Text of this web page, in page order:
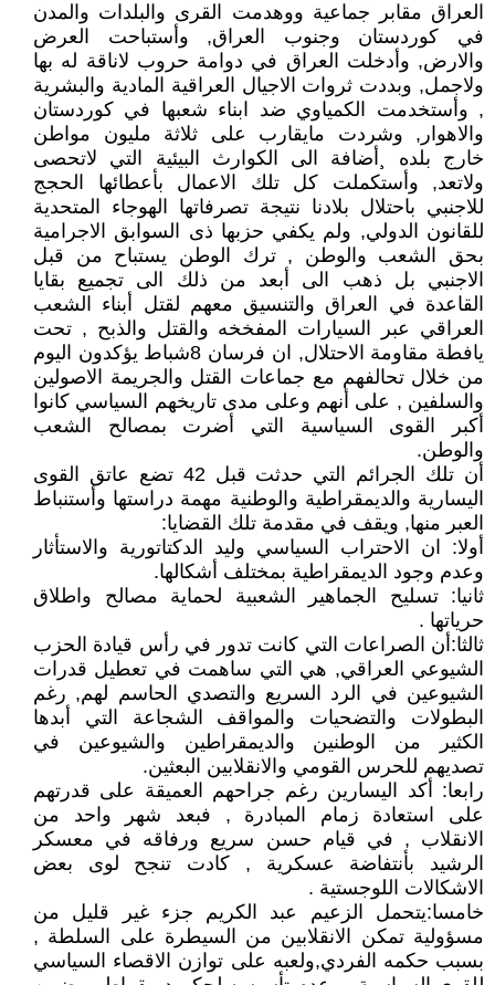
العراق مقابر جماعية ووهدمت القرى والبلدات والمدن
في كوردستان وجنوب العراق, وأستباحت العرض
والارض, وأدخلت العراق في دوامة حروب لاناقة له بها
ولاجمل, وبددت ثروات الاجيال العراقية المادية والبشرية
, وأستخدمت الكمياوي ضد ابناء شعبها في كوردستان
والاهوار, وشردت مايقارب على ثلاثة مليون مواطن
خارج بلده ¸أضافة الى الكوارث البيئية التي لاتحصى
ولاتعد, وأستكملت كل تلك الاعمال بأعطائها الحجج
للاجنبي باحتلال بلادنا نتيجة تصرفاتها الهوجاء المتحدية
للقانون الدولي, ولم يكفي حزبها ذى السوابق الاجرامية
بحق الشعب والوطن , ترك الوطن يستباح من قبل
الاجنبي بل ذهب الى أبعد من ذلك الى تجميع بقايا
القاعدة في العراق والتنسيق معهم لقتل أبناء الشعب
العراقي عبر السيارات المفخخه والقتل والذبح , تحت
يافطة مقاومة الاحتلال, ان فرسان 8شباط يؤكدون اليوم
من خلال تحالفهم مع جماعات القتل والجريمة الاصولين
والسلفين , على أنهم وعلى مدى تاريخهم السياسي كانوا
أكبر القوى السياسية التي أضرت بمصالح الشعب
والوطن.
أن تلك الجرائم التي حدثت قبل 42 تضع عاتق القوى
اليسارية والديمقراطية والوطنية مهمة دراستها وأستنباط
العبر منها, ويقف في مقدمة تلك القضايا:
أولا: ان الاحتراب السياسي وليد الدكتاتورية والاستأثار
وعدم وجود الديمقراطية بمختلف أشكالها.
ثانيا: تسليح الجماهير الشعبية لحماية مصالح واطلاق
حرياتها .
ثالثا:أن الصراعات التي كانت تدور في رأس قيادة الحزب
الشيوعي العراقي, هي التي ساهمت في تعطيل قدرات
الشيوعين في الرد السريع والتصدي الحاسم لهم, رغم
البطولات والتضحيات والمواقف الشجاعة التي أبدها
الكثير من الوطنين والديمقراطين والشيوعين في
تصديهم للحرس القومي والانقلابين البعثين.
رابعا: أكد اليسارين رغم جراحهم العميقة على قدرتهم
على استعادة زمام المبادرة , فبعد شهر واحد من
الانقلاب , في قيام حسن سريع ورفاقه في معسكر
الرشيد بأنتفاضة عسكرية , كادت تنجح لوى بعض
الاشكالات اللوجستية .
خامسا:يتحمل الزعيم عبد الكريم جزء غير قليل من
مسؤولية تمكن الانقلابين من السيطرة على السلطة ,
بسبب حكمه الفردي,ولعبه على توازن الاقصاء السياسي